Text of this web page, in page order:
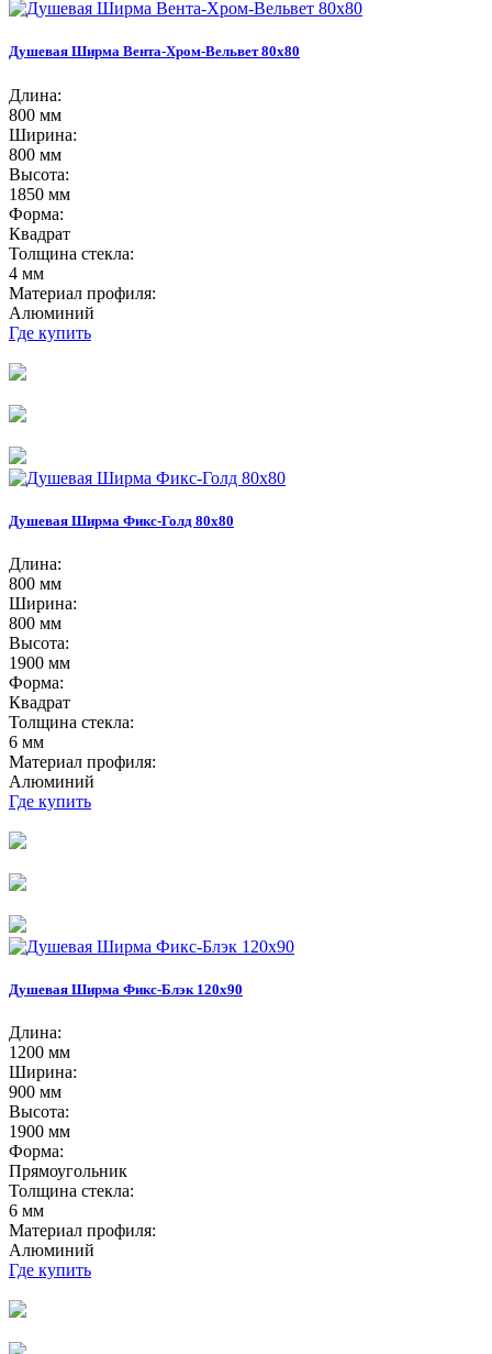
Душевая Ширма Вента-Хром-Вельвет 80х80
Длина:
800 мм
Ширина:
800 мм
Высота:
1850 мм
Форма:
Квадрат
Толщина стекла:
4 мм
Материал профиля:
Алюминий
Где купить
Душевая Ширма Фикс-Голд 80х80
Длина:
800 мм
Ширина:
800 мм
Высота:
1900 мм
Форма:
Квадрат
Толщина стекла:
6 мм
Материал профиля:
Алюминий
Где купить
Душевая Ширма Фикс-Блэк 120х90
Длина:
1200 мм
Ширина:
900 мм
Высота:
1900 мм
Форма:
Прямоугольник
Толщина стекла:
6 мм
Материал профиля:
Алюминий
Где купить